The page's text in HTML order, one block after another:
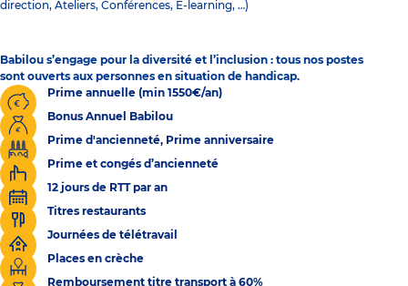
direction, Ateliers, Conférences, E-learning, …)
Babilou s’engage pour la diversité et l’inclusion : tous nos postes
sont ouverts aux personnes en situation de handicap.
Prime annuelle (min 1550€/an)
Bonus Annuel Babilou
Prime d'ancienneté, Prime anniversaire
Prime et congés d’ancienneté
12 jours de RTT par an
Titres restaurants
Journées de télétravail
Places en crèche
Remboursement titre transport à 60%